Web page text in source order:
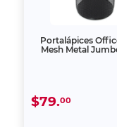
Portalápices
Mesh Metal
$79.00